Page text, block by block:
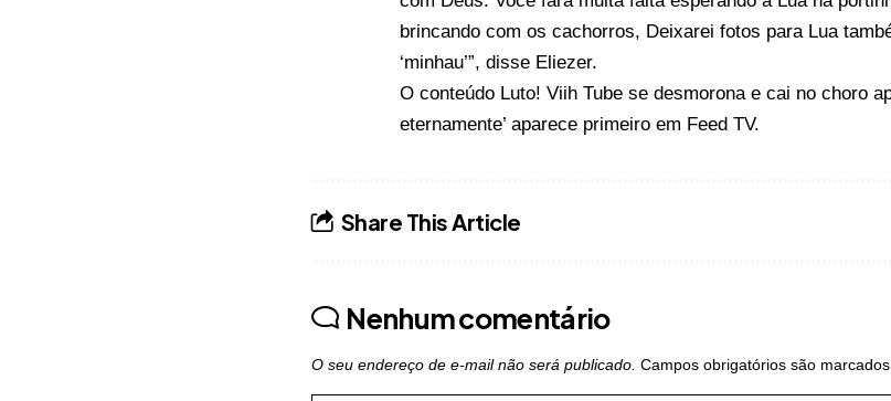
brincando com os cachorros, Deixarei fotos para Lua
‘minhau’”, disse Eliezer.
O conteúdo Luto! Viih Tube se desmorona e cai no choro
eternamente’ aparece primeiro em Feed TV.
Share This Article
Nenhum comentário
O seu endereço de e-mail não será publicado. Campos obrigatórios são